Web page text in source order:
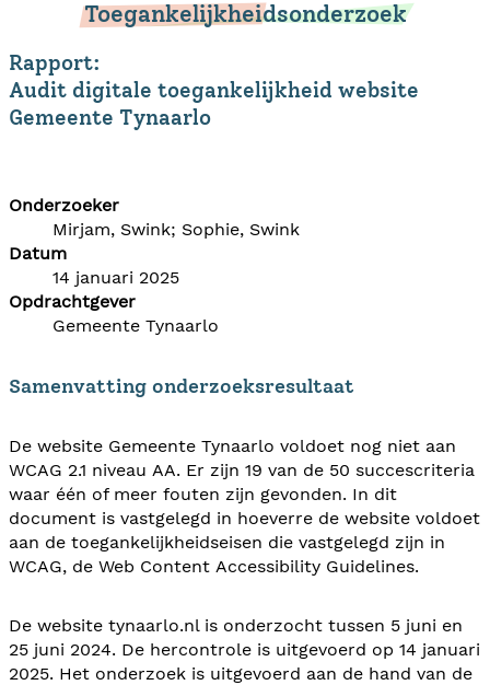
Toegankelijkheidsonderzoek
Rapport:
Audit digitale toegankelijkheid website
Gemeente Tynaarlo
Onderzoeker
Mirjam, Swink; Sophie, Swink
Datum
14 januari 2025
Opdrachtgever
Gemeente Tynaarlo
Samenvatting onderzoeksresultaat
De website Gemeente Tynaarlo voldoet nog niet aan
WCAG 2.1 niveau AA. Er zijn 19 van de 50 succescriteria
waar één of meer fouten zijn gevonden. In dit
document is vastgelegd in hoeverre de website voldoet
aan de toegankelijkheidseisen die vastgelegd zijn in
WCAG, de Web Content Accessibility Guidelines.
De website tynaarlo.nl is onderzocht tussen 5 juni en
25 juni 2024. De hercontrole is uitgevoerd op 14 januari
2025. Het onderzoek is uitgevoerd aan de hand van de